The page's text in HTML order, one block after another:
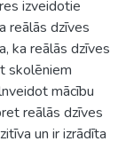
izveidotie
reālās dzīves
ka reālās dzīves
skolēniem
mācību
reālās dzīves
un ir izrādīta